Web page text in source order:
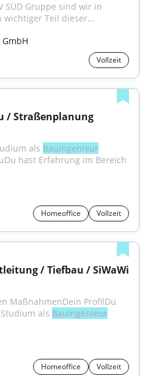
SÜD Gruppe sind wir in
wichtiger Teil dieser...
Vollzeit
/ Straßenplanung
als Bauingenieur
hast Erfahrung im Bereich
Homeoffice Vollzeit
/ Tiefbau / SiWaWi
MaßnahmenDein ProfilDu
als Bauingenieur
Homeoffice Vollzeit